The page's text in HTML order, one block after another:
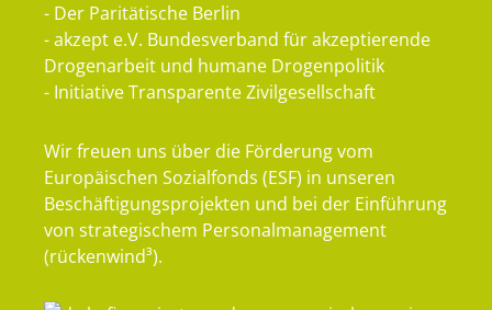
- Der Paritätische Berlin
- akzept e.V. Bundesverband für akzeptierende
Drogenarbeit und humane Drogenpolitik
- Initiative Transparente Zivilgesellschaft
Wir freuen uns über die Förderung vom
Europäischen Sozialfonds (ESF) in unseren
Beschäftigungsprojekten und bei der Einführung
von strategischem Personalmanagement
(rückenwind³).